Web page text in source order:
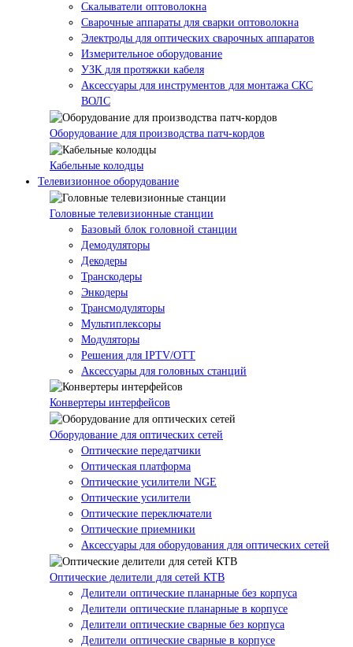
Скалыватели оптоволокна
Сварочные аппараты для сварки оптоволокна
Электроды для оптических сварочных аппаратов
Измерительное оборудование
УЗК для протяжки кабеля
Аксессуары для инструментов для монтажа СКС
ВОЛС
Оборудование для производства патч-кордов
Кабельные колодцы
Телевизионное оборудование
Головные телевизионные станции
Базовый блок головной станции
Демодуляторы
Декодеры
Транскодеры
Энкодеры
Трансмодуляторы
Мультиплексоры
Модуляторы
Решения для IPTV/OTT
Аксессуары для головных станций
Конвертеры интерфейсов
Оборудование для оптических сетей
Оптические передатчики
Оптическая платформа
Оптические усилители NGE
Оптические усилители
Оптические переключатели
Оптические приемники
Аксессуары для оборудования для оптических сетей
Оптические делители для сетей КТВ
Делители оптические планарные без корпуса
Делители оптические планарные в корпусе
Делители оптические сварные без корпуса
Делители оптические сварные в корпусе